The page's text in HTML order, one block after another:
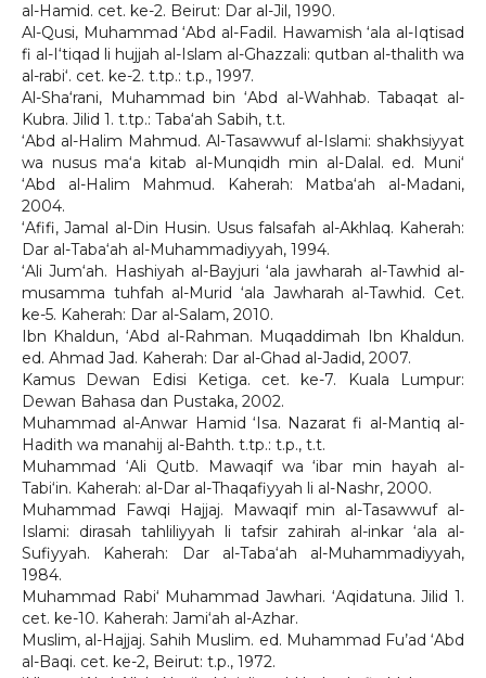
al-Hamid. cet. ke-2. Beirut: Dar al-Jil, 1990.
Al-Qusi, Muhammad ‘Abd al-Fadil. Hawamish ‘ala al-Iqtisad
fi al-I‘tiqad li hujjah al-Islam al-Ghazzali: qutban al-thalith wa
al-rabi‘. cet. ke-2. t.tp.: t.p., 1997.
Al-Sha‘rani, Muhammad bin ‘Abd al-Wahhab. Tabaqat al-
Kubra. Jilid 1. t.tp.: Taba‘ah Sabih, t.t.
‘Abd al-Halim Mahmud. Al-Tasawwuf al-Islami: shakhsiyyat
wa nusus ma‘a kitab al-Munqidh min al-Dalal. ed. Muni‘
‘Abd al-Halim Mahmud. Kaherah: Matba‘ah al-Madani,
2004.
‘Afifi, Jamal al-Din Husin. Usus falsafah al-Akhlaq. Kaherah:
Dar al-Taba‘ah al-Muhammadiyyah, 1994.
‘Ali Jum‘ah. Hashiyah al-Bayjuri ‘ala jawharah al-Tawhid al-
musamma tuhfah al-Murid ‘ala Jawharah al-Tawhid. Cet.
ke-5. Kaherah: Dar al-Salam, 2010.
Ibn Khaldun, ‘Abd al-Rahman. Muqaddimah Ibn Khaldun.
ed. Ahmad Jad. Kaherah: Dar al-Ghad al-Jadid, 2007.
Kamus Dewan Edisi Ketiga. cet. ke-7. Kuala Lumpur:
Dewan Bahasa dan Pustaka, 2002.
Muhammad al-Anwar Hamid ‘Isa. Nazarat fi al-Mantiq al-
Hadith wa manahij al-Bahth. t.tp.: t.p., t.t.
Muhammad ‘Ali Qutb. Mawaqif wa ‘ibar min hayah al-
Tabi‘in. Kaherah: al-Dar al-Thaqafiyyah li al-Nashr, 2000.
Muhammad Fawqi Hajjaj. Mawaqif min al-Tasawwuf al-
Islami: dirasah tahliliyyah li tafsir zahirah al-inkar ‘ala al-
Sufiyyah. Kaherah: Dar al-Taba‘ah al-Muhammadiyyah,
1984.
Muhammad Rabi‘ Muhammad Jawhari. ‘Aqidatuna. Jilid 1.
cet. ke-10. Kaherah: Jami‘ah al-Azhar.
Muslim, al-Hajjaj. Sahih Muslim. ed. Muhammad Fu’ad ‘Abd
al-Baqi. cet. ke-2, Beirut: t.p., 1972.